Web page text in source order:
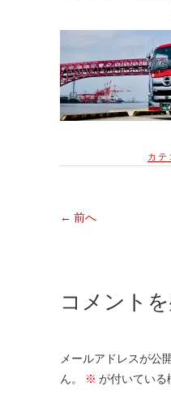
カテ
← 前へ
コメント
メールアドレスが公
ん。
※ が付いている